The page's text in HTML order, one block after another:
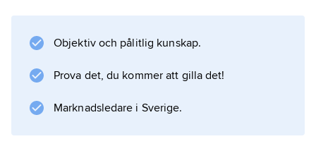
Information om artikeln
Objektiv och pålitlig kunskap.
Prova det, du kommer att gilla det!
Marknadsledare i Sverige.